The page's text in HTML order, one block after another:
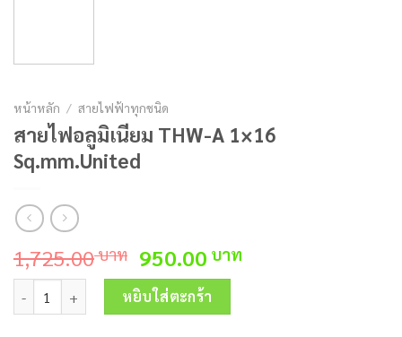
หน้าหลัก / สายไฟฟ้าทุกชนิด
สายไฟอลูมิเนียม THW-A 1×16
Sq.mm.United
1,725.00บาท Original
price
was:
1,725.00 บาท.
950.00 บาท
จำนวน สายไฟอลูมิเนียม THW-A 1x16 Sq.mm.United ชิ้น
หยิบใส่ตะกร้า